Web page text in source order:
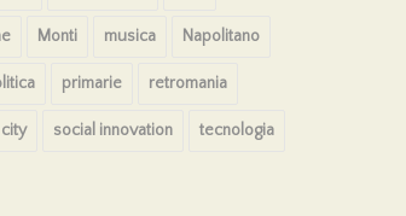
Monti musica Napolitano
primarie retromania
social innovation tecnologia